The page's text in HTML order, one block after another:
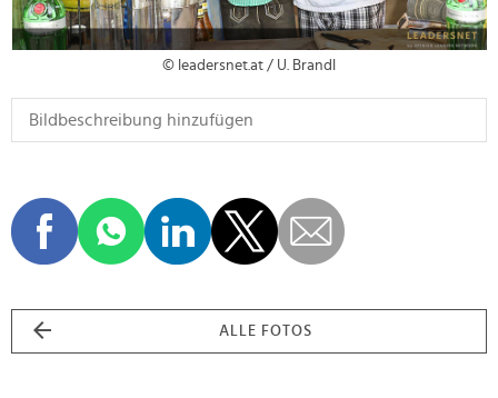
© leadersnet.at / U. Brandl
ALLE FOTOS